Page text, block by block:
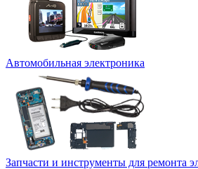
Автомобильная электроника
Запчасти и инструменты для ремонта